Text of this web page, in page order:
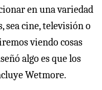
en una variedad
sea cine, televisión o
viendo cosas
algo es que los
Wetmore.